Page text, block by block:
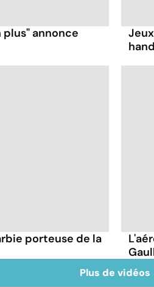
annonce
porteuse de la
Plus de vidéos